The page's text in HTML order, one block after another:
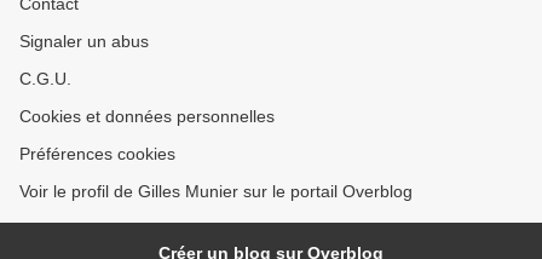
Signaler un abus
C.G.U.
Cookies et données personnelles
Préférences cookies
Voir le profil de Gilles Munier sur le portail Overblog
Créer un blog sur Overblog